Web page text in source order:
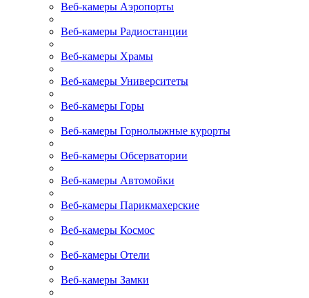
Веб-камеры Аэропорты
Веб-камеры Радиостанции
Веб-камеры Храмы
Веб-камеры Университеты
Веб-камеры Горы
Веб-камеры Горнолыжные курорты
Веб-камеры Обсерватории
Веб-камеры Автомойки
Веб-камеры Парикмахерские
Веб-камеры Космос
Веб-камеры Отели
Веб-камеры Замки